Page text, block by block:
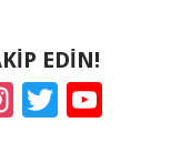
EDIN!
Instagram
Twitter